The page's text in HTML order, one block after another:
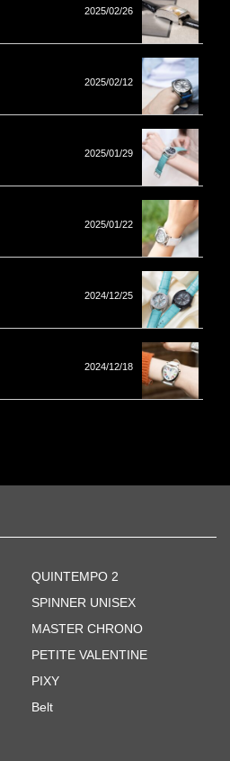
2025/02/26
2025/02/12
2025/01/29
2025/01/22
2024/12/25
2024/12/18
QUINTEMPO 2
SPINNER UNISEX
MASTER CHRONO
PETITE VALENTINE
PIXY
Belt